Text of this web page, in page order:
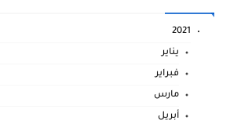
2021
يناير
فبراير
مارس
أبريل